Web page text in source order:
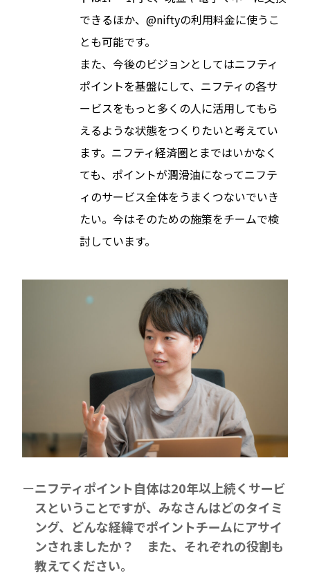
できるほか、@niftyの利用料金に使うこ
とも可能です。
また、今後のビジョンとしてはニフティ
ポイントを基盤にして、ニフティの各サ
ービスをもっと多くの人に活用してもら
えるような状態をつくりたいと考えてい
ます。ニフティ経済圏とまではいかなく
ても、ポイントが潤滑油になってニフテ
ィのサービス全体をうまくつないでいき
たい。今はそのための施策をチームで検
討しています。
ニフティポイント自体は20年以上続くサービ
スということですが、みなさんはどのタイミ
ング、どんな経緯でポイントチームにアサイ
ンされましたか？ また、それぞれの役割も
教えてください。